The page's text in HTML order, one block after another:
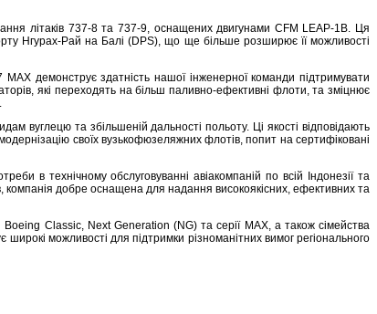
літаків 737-8 та 737-9, оснащених двигунами CFM LEAP-1B. Ця
Нгурах-Рай на Балі (DPS), що ще більше розширює її можливості
демонструє здатність нашої інженерної команди підтримувати
які переходять на більш паливно-ефективні флоти, та зміцнює
вуглецю та збільшеній дальності польоту. Ці якості відповідають
своїх вузькофюзеляжних флотів, попит на сертифіковані
в технічному обслуговуванні авіакомпаній по всій Індонезії та
компанія добре оснащена для надання високоякісних, ефективних та
Classic, Next Generation (NG) та серії MAX, а також сімейства
можливості для підтримки різноманітних вимог регіонального